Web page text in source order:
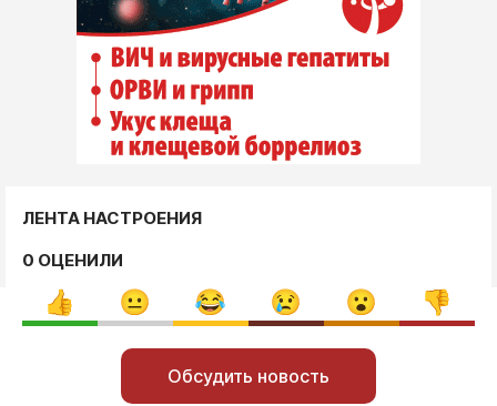
ЛЕНТА НАСТРОЕНИЯ
0 ОЦЕНИЛИ
Обсудить новость